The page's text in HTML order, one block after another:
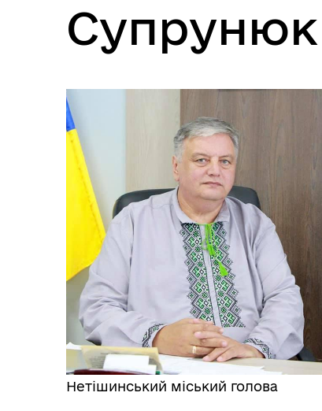
Супрунюк
Нетішинський міський голова